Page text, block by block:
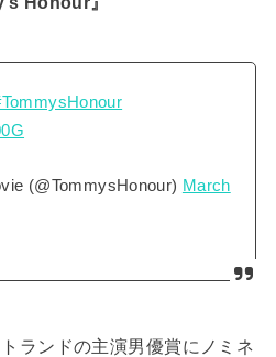
(@TommysHonour) March
ランドの主演男優賞にノミネ